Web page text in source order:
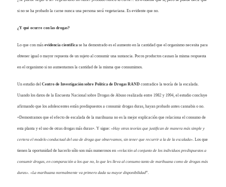
si no se ha probado la carne nunca una persona será vegetariana. Es evidente que no.
¿Y qué ocurre con las drogas?
Lo que con másevidencia científica se ha demostrado es el aumento en la cantidad que el organismo necesita para
obtener igual o mayor repuesta de un sujeto al consumir una sustancia. Pocos productos causan la misma respuesta
en el organismo si no aumentamos la cantidad de la misma que consumimos.
Un estudio delCentro de Investigación sobre Política de Drogas RANDcontradice la teoría de la escalada.
Usando los datos de la Encuesta Nacional sobre Drogas de Abuso realizada entre 1982 y 1994, el estudio concluye
afirmando que los adolescentes están predispuestos a consumir drogas duras, hayan probado antes cannabis o no.
«Demostramos que el efecto de escalada de la marihuana no es la mejor explicación que relaciona el consumo de
esta planta y el uso de otras drogas más duras». Y sigue:«Hay otras teorías que justifican de manera más simple y
certera el modelo conductual del uso de droga que observamos, sin tener que recurrir a la de la escalada». Los que
tienen la oportunidad de hacerlo sólo son más numerosos en«relación al conjunto de los individuos predispuestos a
consumir drogas, en comparación a los que no, lo que les lleva al consumo tanto de marihuana como de drogas más
duras». «La marihuana normalmente va primero dada su mayor disponibilidad”.